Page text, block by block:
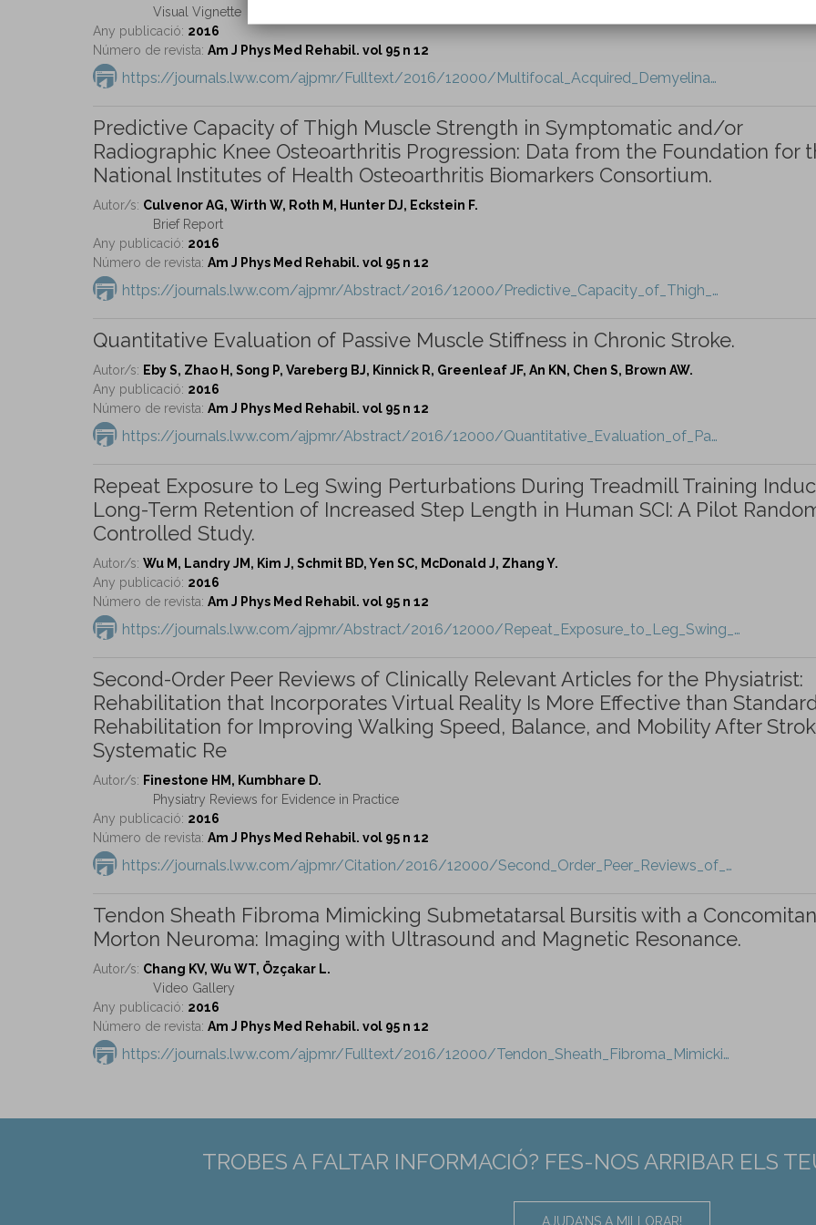
Visual Vignette
Any publicació: 2016
Número de revista: Am J Phys Med Rehabil. vol 95 n 12
https://journals.lww.com/ajpmr/Fulltext/2016/12000/Multifocal_Acquired_Demyelina…
Predictive Capacity of Thigh Muscle Strength in Symptomatic and/or
Radiographic Knee Osteoarthritis Progression: Data from the Foundation for
National Institutes of Health Osteoarthritis Biomarkers Consortium.
Autor/s: Culvenor AG, Wirth W, Roth M, Hunter DJ, Eckstein F.
Brief Report
Any publicació: 2016
Número de revista: Am J Phys Med Rehabil. vol 95 n 12
https://journals.lww.com/ajpmr/Abstract/2016/12000/Predictive_Capacity_of_Thigh_…
Quantitative Evaluation of Passive Muscle Stiffness in Chronic Stroke.
Autor/s: Eby S, Zhao H, Song P, Vareberg BJ, Kinnick R, Greenleaf JF, An KN, Chen S, Brown AW.
Any publicació: 2016
Número de revista: Am J Phys Med Rehabil. vol 95 n 12
https://journals.lww.com/ajpmr/Abstract/2016/12000/Quantitative_Evaluation_of_Pa…
Repeat Exposure to Leg Swing Perturbations During Treadmill Training
Long-Term Retention of Increased Step Length in Human SCI: A Pilot
Controlled Study.
Autor/s: Wu M, Landry JM, Kim J, Schmit BD, Yen SC, McDonald J, Zhang Y.
Any publicació: 2016
Número de revista: Am J Phys Med Rehabil. vol 95 n 12
https://journals.lww.com/ajpmr/Abstract/2016/12000/Repeat_Exposure_to_Leg_Swing_…
Second-Order Peer Reviews of Clinically Relevant Articles for the Physiatrist:
Rehabilitation that Incorporates Virtual Reality Is More Effective than
Rehabilitation for Improving Walking Speed, Balance, and Mobility After
Systematic Re
Autor/s: Finestone HM, Kumbhare D.
Physiatry Reviews for Evidence in Practice
Any publicació: 2016
Número de revista: Am J Phys Med Rehabil. vol 95 n 12
https://journals.lww.com/ajpmr/Citation/2016/12000/Second_Order_Peer_Reviews_of_…
Tendon Sheath Fibroma Mimicking Submetatarsal Bursitis with a
Morton Neuroma: Imaging with Ultrasound and Magnetic Resonance.
Autor/s: Chang KV, Wu WT, Özçakar L.
Video Gallery
Any publicació: 2016
Número de revista: Am J Phys Med Rehabil. vol 95 n 12
https://journals.lww.com/ajpmr/Fulltext/2016/12000/Tendon_Sheath_Fibroma_Mimicki…
TROBES A FALTAR INFORMACIÓ? FES-NOS ARRIBAR ELS
AJUDA'NS A MILLORAR!